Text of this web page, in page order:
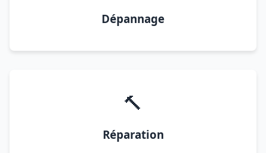
Dépannage
🔨
Réparation